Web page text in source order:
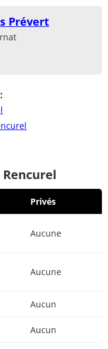
Prévert
Rencurel
Privés
Aucune
Aucune
Aucun
Aucun